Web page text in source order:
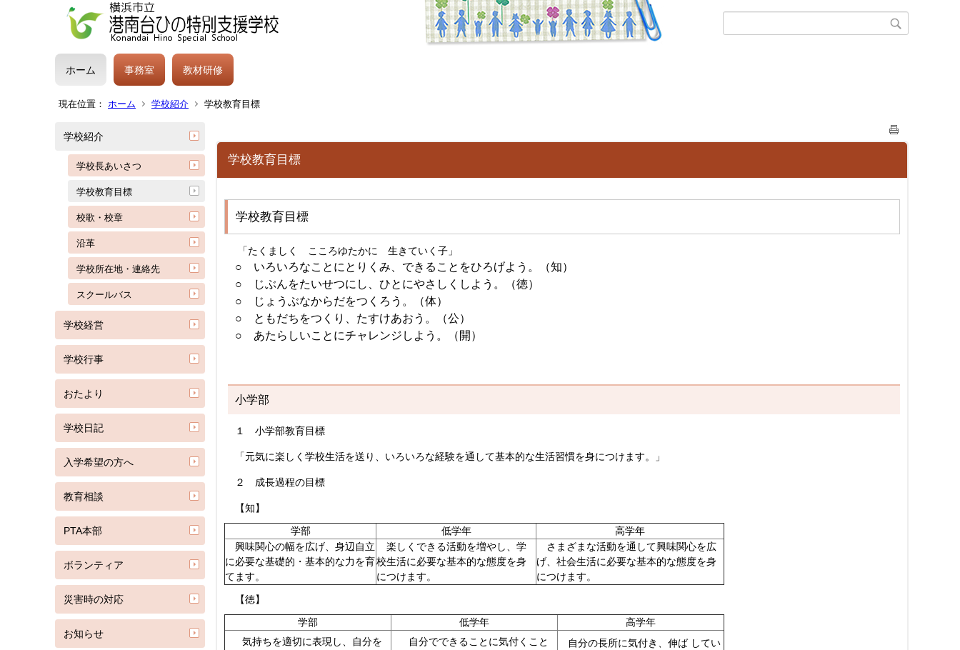
ホーム 事務室 教材研修
現在位置： ホーム 学校紹介 学校教育目標
学校紹介
学校長あいさつ
学校教育目標
校歌・校章
沿革
学校所在地・連絡先
スクールバス
学校経営
学校行事
おたより
学校日記
入学希望の方へ
教育相談
PTA本部
ボランティア
災害時の対応
お知らせ
学校教育目標
学校教育目標
「たくましく こころゆたかに 生きていく子」
○ いろいろなことにとりくみ、できることをひろげよう。（知）
○ じぶんをたいせつにし、ひとにやさしくしよう。（徳）
○ じょうぶなからだをつくろう。（体）
○ ともだちをつくり、たすけあおう。
（公）
○ あたらしいことにチャレンジしよう。（開）
小学部
１ 小学部教育目標
「元気に楽しく学校生活を送り、いろいろな経験を通して基本的な生活習慣を身につけます。」
２ 成長過程の目標
【知】
学部
低学年
高学年
興味関心の幅を広げ、身辺自立
に必要な基礎的・基本的な力を育
てます。
楽しくできる活動を増やし、学
校生活に必要な基本的な態度を身
につけます。
さまざまな活動を通して興味関心を広
げ、社会生活に必要な基本的な態度を身
につけます。
【徳】
学部
低学年
高学年
気持ちを適切に表現し、自分を
自分でできることに気付くこと
自分の長所に気付き、伸ば してい